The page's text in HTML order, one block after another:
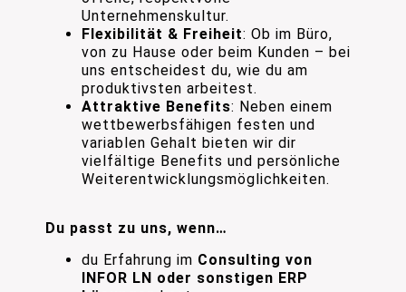
Unternehmenskultur.
Flexibilität & Freiheit: Ob im Büro,
von zu Hause oder beim Kunden – bei
uns entscheidest du, wie du am
produktivsten arbeitest.
Attraktive Benefits: Neben einem
wettbewerbsfähigen festen und
variablen Gehalt bieten wir dir
vielfältige Benefits und persönliche
Weiterentwicklungsmöglichkeiten.
Du passt zu uns, wenn…
du Erfahrung im Consulting von
INFOR LN oder sonstigen ERP